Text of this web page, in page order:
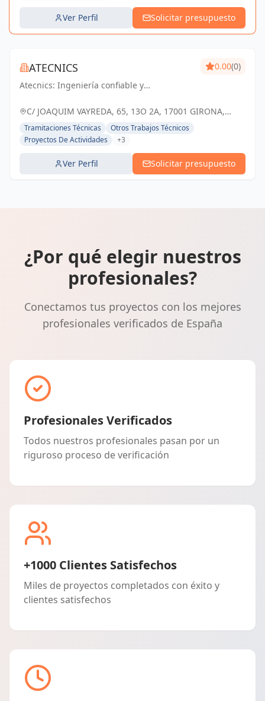
Ver Perfil Solicitar presupuesto
ATECNICS
Atecnics: Ingeniería confiable y
Impulsando soluciones que marcan la
0.00(0)
C/ JOAQUIM VAYREDA, 65, 13O 2A, 17001 GIRONA,
ESPAÑA, España
Tramitaciones Técnicas
Otros Trabajos Técnicos
Proyectos De Actividades
+3
Ver Perfil Solicitar presupuesto
¿Por qué elegir nuestros
profesionales?
Conectamos tus proyectos con los mejores
profesionales verificados de España
Profesionales Verificados
Todos nuestros profesionales pasan por un
riguroso proceso de verificación
+1000 Clientes Satisfechos
Miles de proyectos completados con éxito y
clientes satisfechos